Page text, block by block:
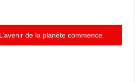
de la planète commence